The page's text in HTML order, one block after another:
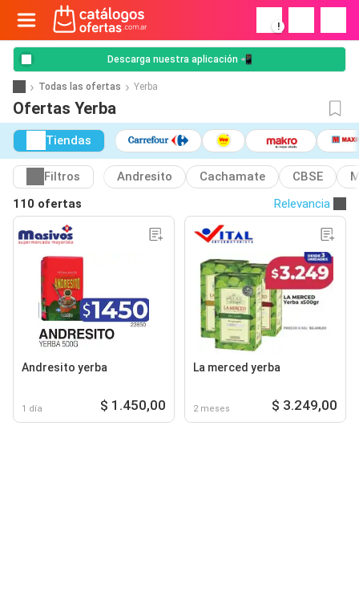
!
Descarga nuestra aplicación 📲
Todas las ofertas Yerba
Ofertas Yerba
Tiendas
Filtros Andresito Cachamate CBSE
110 ofertas
Relevancia
Andresito yerba
1 día $ 1.450,00
La merced yerba
2 meses $ 3.249,00